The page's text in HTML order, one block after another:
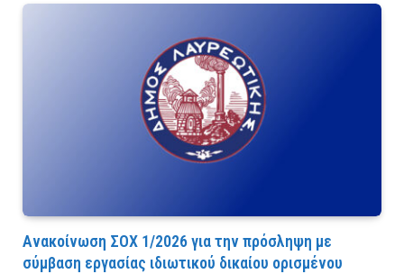
Ανακοίνωση ΣΟΧ 1/2026 για την πρόσληψη με
σύμβαση εργασίας ιδιωτικού δικαίου ορισμένου